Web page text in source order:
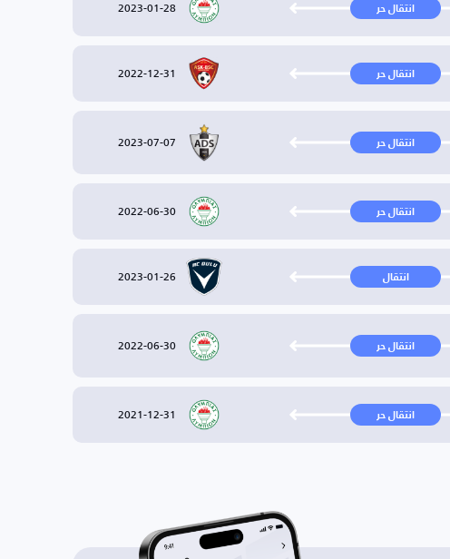
انتقال حر 2023-01-28
انتقال حر 2022-12-31
انتقال حر 2023-07-07
انتقال حر 2022-06-30
انتقال 2023-01-26
انتقال حر 2022-06-30
انتقال حر 2021-12-31